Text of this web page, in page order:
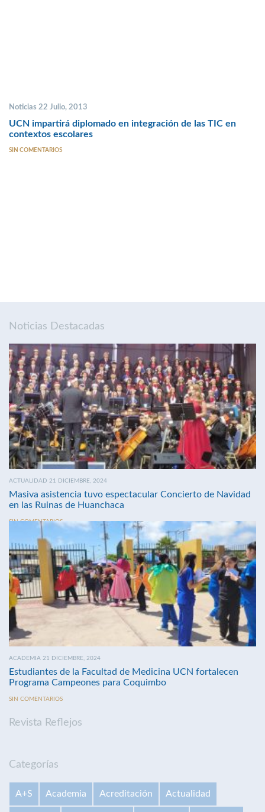
Noticias 22 Julio, 2013
UCN impartirá diplomado en integración de las TIC en
contextos escolares
SIN COMENTARIOS
Noticias Destacadas
ACTUALIDAD 21 DICIEMBRE, 2024
Masiva asistencia tuvo espectacular Concierto de Navidad
en las Ruinas de Huanchaca
SIN COMENTARIOS
ACADEMIA 21 DICIEMBRE, 2024
Estudiantes de la Facultad de Medicina UCN fortalecen
Programa Campeones para Coquimbo
SIN COMENTARIOS
Revista Reflejos
Categorías
A+S Academia Acreditación Actualidad